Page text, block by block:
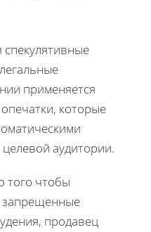
спекулятивные
применяется
которые
аудитории.
того чтобы
запрещенные
продавец